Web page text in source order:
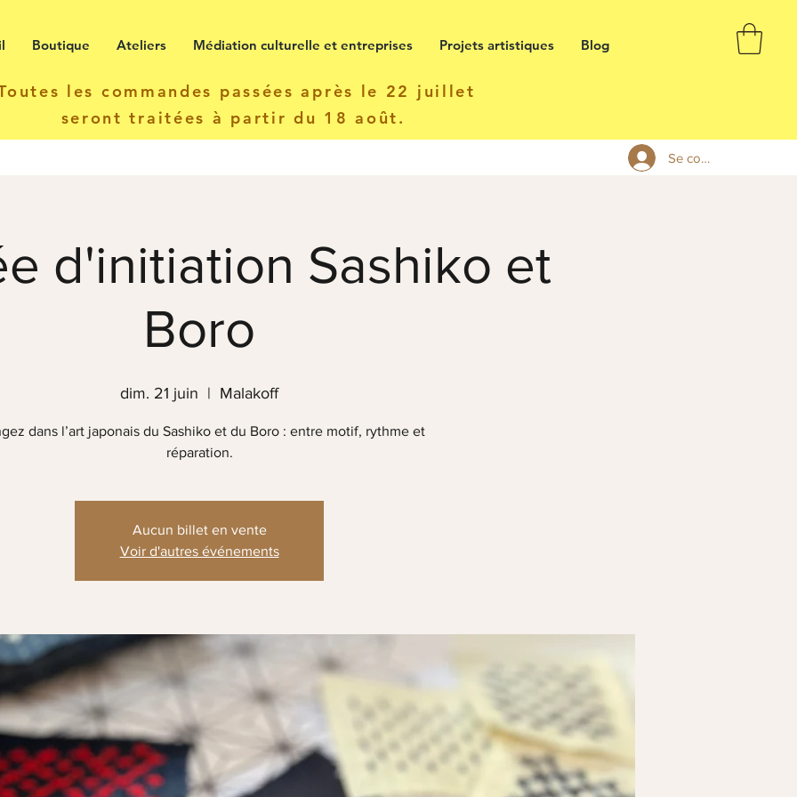
Boutique Ateliers Médiation culturelle et entreprises Projets artistiques Blog
les commandes passées après le 22 juillet
seront traitées à partir du 18 août.
Se connecter
d'initiation Sashiko et
Boro
dim. 21 juin
  |
Malakoff
dans l’art japonais du Sashiko et du Boro : entre motif, rythme et
réparation.
Aucun billet en vente
Voir d'autres événements